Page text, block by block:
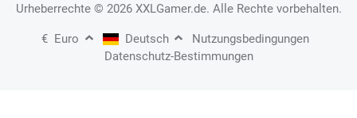
Urheberrechte © 2026 XXLGamer.de. Alle Rechte vorbehalten.
€ Euro Deutsch
Nutzungsbedingungen
Datenschutz-Bestimmungen